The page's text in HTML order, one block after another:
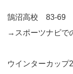
鵠沼高校 83-69
→ スポーツナビで
ウインターカップ